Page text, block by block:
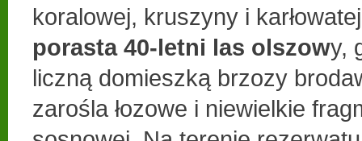
koralowej, kruszyny i
porasta 40-letni las olszowy,
liczną domieszką brzozy
zarośla łozowe i niewielkie